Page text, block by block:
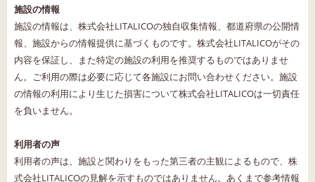
施設の情報
施設の情報は、株式会社LITALICOの独自収集情報、都道府県の公開情
報、施設からの情報提供に基づくものです。株式会社LITALICOがその
内容を保証し、また特定の施設の利用を推奨するものではありませ
ん。ご利用の際は必要に応じて各施設にお問い合わせください。施設
の情報の利用により生じた損害について株式会社LITALICOは一切責任
を負いません。
利用者の声
利用者の声は、施設と関わりをもった第三者の主観によるもので、株
式会社LITALICOの見解を示すものではありません。あくまで参考情報